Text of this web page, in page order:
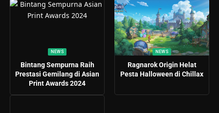
NEWS
Bintang Sempurna Raih
Prestasi Gemilang di Asian
Print Awards 2024
NEWS
Ragnarok Origin Helat
Pesta Halloween di Chillax